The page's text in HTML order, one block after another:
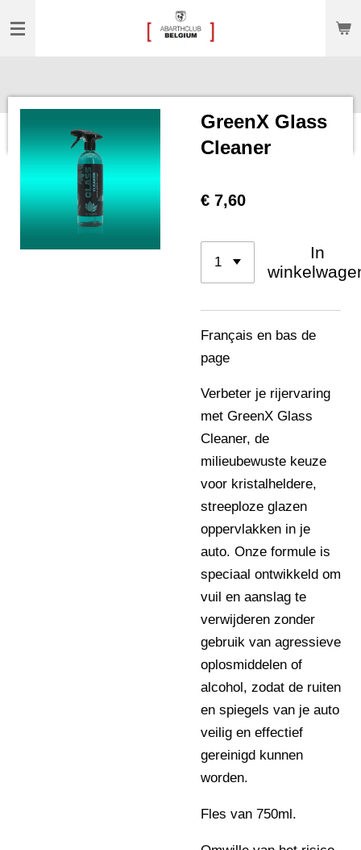
Ga
direct
hoofdinhoud
GreenX Glass
Cleaner
€ 7,60
In
Français en bas de
page
Verbeter je rijervaring
met GreenX Glass
Cleaner, de
milieubewuste keuze
voor kristalheldere,
streeploze glazen
oppervlakken in je
auto. Onze formule is
speciaal ontwikkeld om
vuil en aanslag te
verwijderen zonder
gebruik van agressieve
oplosmiddelen of
alcohol, zodat de ruiten
en spiegels van je auto
veilig en effectief
gereinigd kunnen
worden.
Fles van 750ml.